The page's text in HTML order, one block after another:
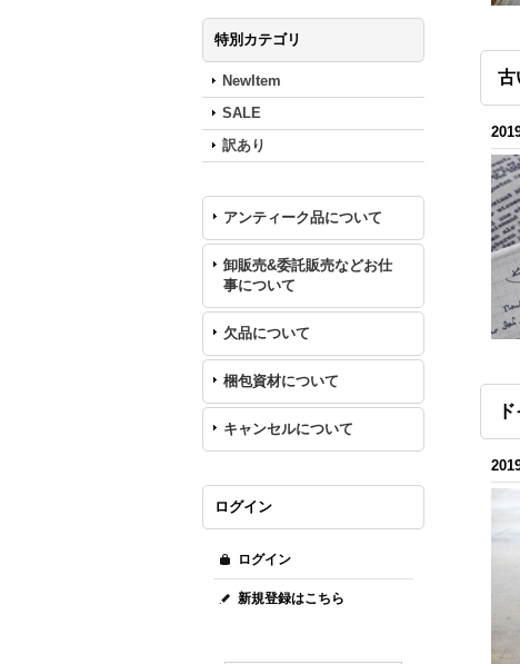
特別カテゴリ
NewItem
SALE
訳あり
アンティーク品について
卸販売&委託販売などお仕
事について
欠品について
梱包資材について
キャンセルについて
ログイン
ログイン
新規登録はこちら
古